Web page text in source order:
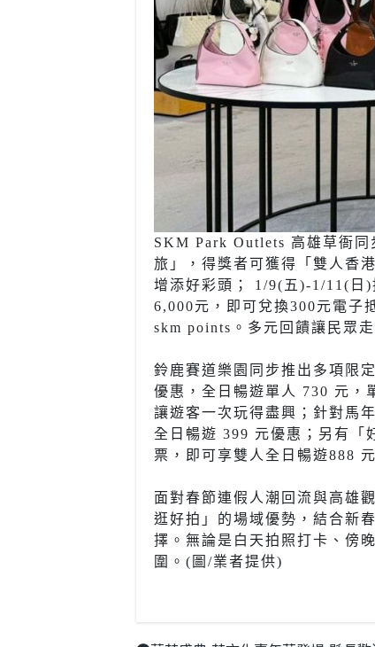
SKM Park Outlets 高雄草衙
旅」，得獎者可獲得「雙人香
增添好彩頭； 1/9(五)-1/11(日)
6,000元，即可兌換300元電子
skm points。多元回饋讓民眾
鈴鹿賽道樂園同步推出多項限
優惠，全日暢遊單人 730 元，
讓遊客一次玩得盡興；針對馬
全日暢遊 399 元優惠；另有「
票，即可享雙人全日暢遊888
面對春節連假人潮回流與高雄
逛好拍」的場域優勢，結合新
擇。無論是白天拍照打卡、傍
圍。(圖/業者提供)